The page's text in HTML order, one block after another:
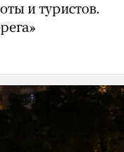
и туристов.